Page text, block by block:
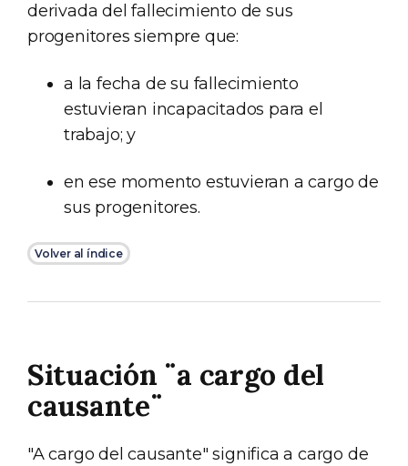
derivada del fallecimiento de sus
progenitores siempre que:
a la fecha de su fallecimiento
estuvieran incapacitados para el
trabajo; y
en ese momento estuvieran a cargo de
sus progenitores.
Volver al índice
Situación ¨a cargo del
causante¨
"A cargo del causante" significa a cargo de